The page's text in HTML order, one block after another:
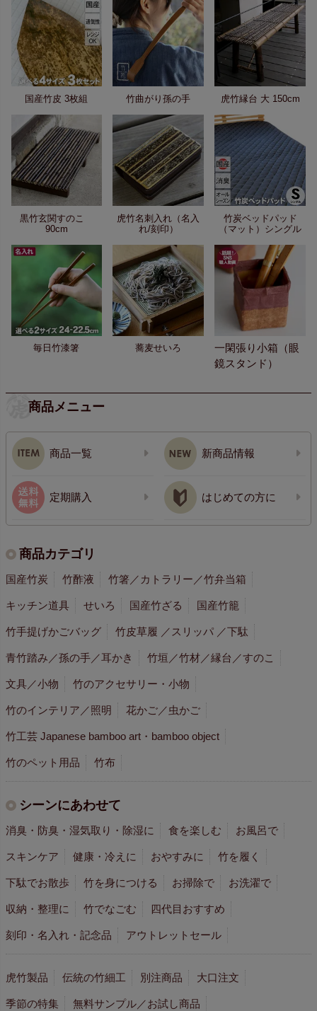
国産竹皮 3枚組 竹曲がり孫の手 虎竹縁台 大 150cm
黒竹玄関すのこ
90cm
虎竹名刺入れ（名入
れ/刻印）
竹炭ベッドパッド
（マット）シングル
毎日竹漆箸 蕎麦せいろ
一閑張り小箱（眼
鏡スタンド）
商品メニュー
商品一覧 新商品情報
定期購入 はじめての方に
商品カテゴリ
国産竹炭 竹酢液 竹箸／カトラリー／竹弁当箱
キッチン道具 せいろ 国産竹ざる 国産竹籠
竹手提げかごバッグ 竹皮草履 ／スリッパ ／下駄
青竹踏み／孫の手／耳かき 竹垣／竹材／縁台／すのこ
文具／小物 竹のアクセサリー・小物
竹のインテリア／照明 花かご／虫かご
竹工芸 Japanese bamboo art・bamboo object
竹のペット用品 竹布
シーンにあわせて
消臭・防臭・湿気取り・除湿に 食を楽しむ お風呂で
スキンケア 健康・冷えに おやすみに 竹を履く
下駄でお散歩 竹を身につける お掃除で お洗濯で
収納・整理に 竹でなごむ 四代目おすすめ
刻印・名入れ・記念品 アウトレットセール
虎竹製品 伝統の竹細工 別注商品 大口注文
季節の特集 無料サンプル／お試し商品